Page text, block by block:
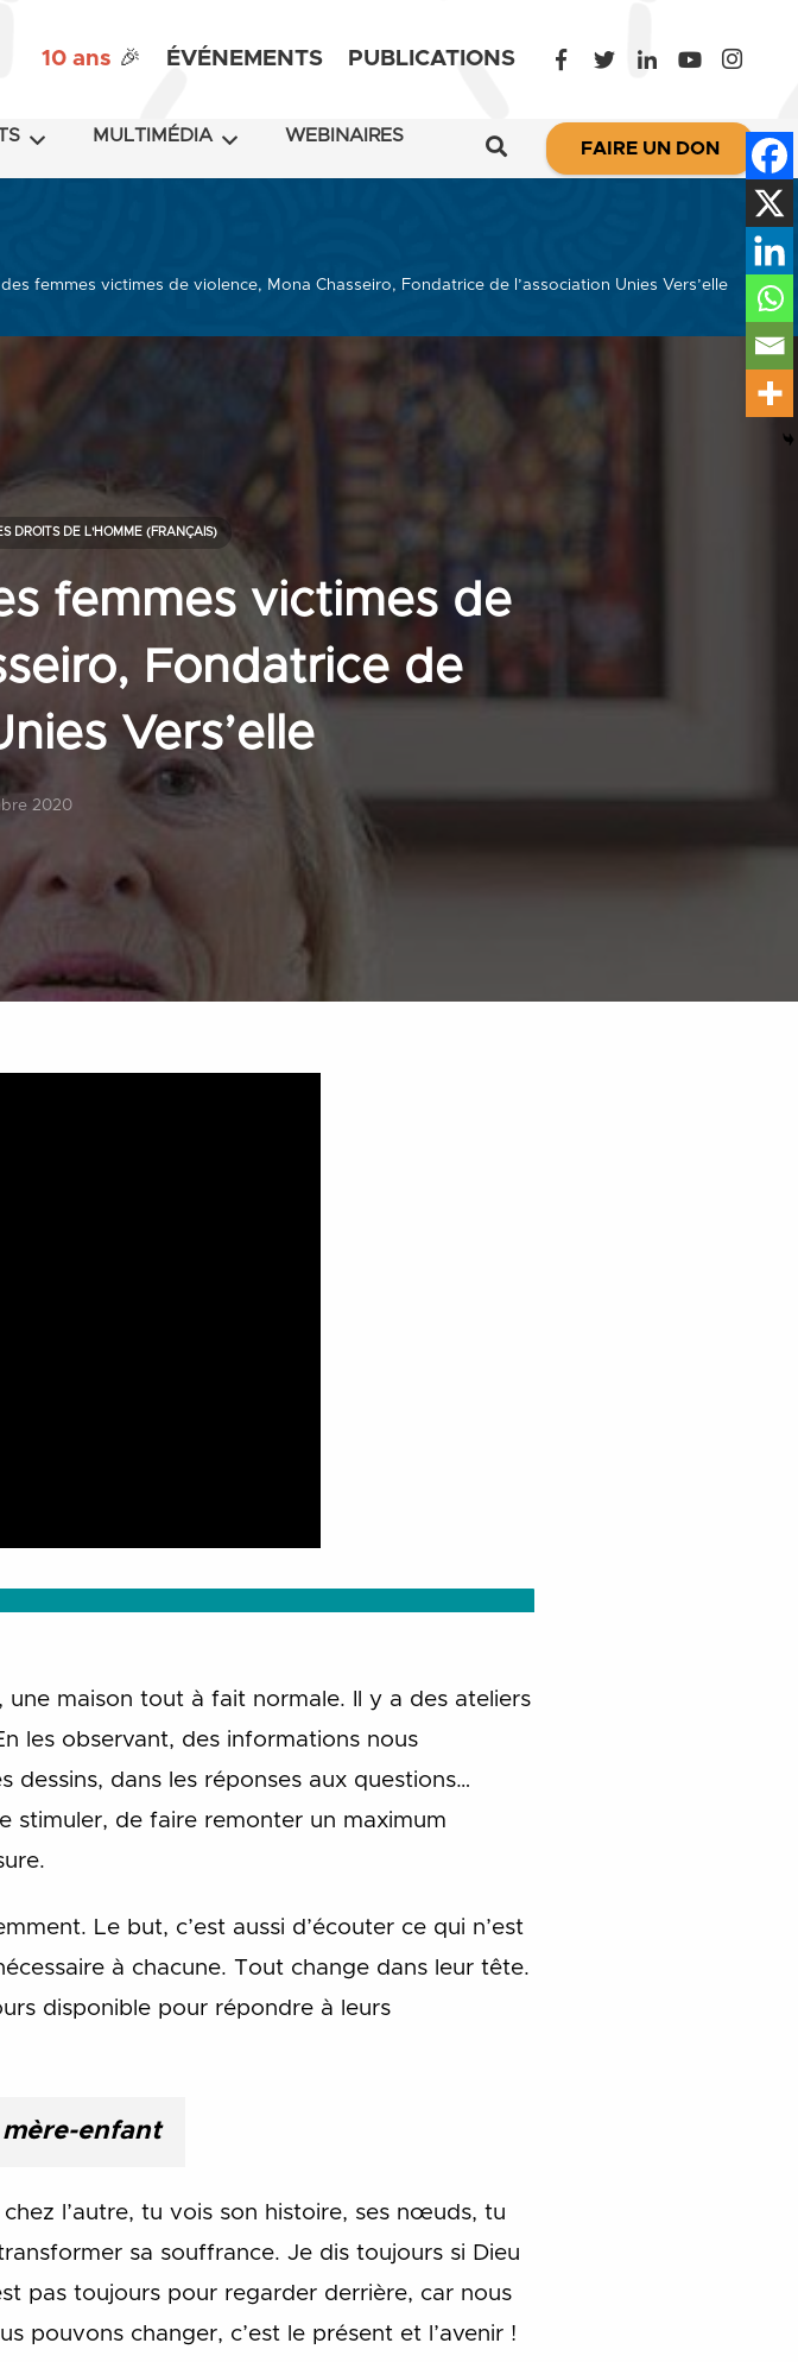
10 ans 🎉 ÉVÉNEMENTS PUBLICATIONS
MULTIMÉDIA WEBINAIRES
FAIRE UN DON
des femmes victimes de violence, Mona Chasseiro, Fondatrice de l’association Unies Vers’elle
femmes victimes de
Fondatrice de
Vers’elle
2020
DROITS DE L'HOMME (FRANÇAIS)
une maison tout à fait normale. Il y a des ateliers
les observant, des informations nous
dans les réponses aux questions…
stimuler, de faire remonter un maximum
Le but, c’est aussi d’écouter ce qui n’est
à chacune. Tout change dans leur tête.
disponible pour répondre à leurs
enfant
l’autre, tu vois son histoire, ses nœuds, tu
sa souffrance. Je dis toujours si Dieu
pas toujours pour regarder derrière, car nous
pouvons changer, c’est le présent et l’avenir !